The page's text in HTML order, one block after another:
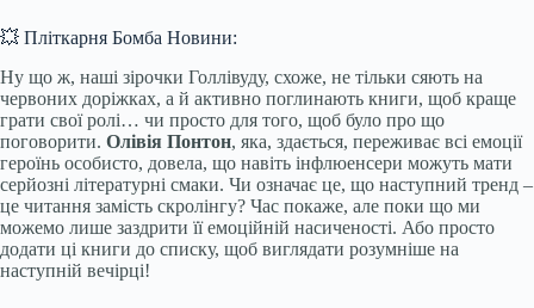
💥 Пліткарня Бомба Новини:
Ну що ж, наші зірочки Голлівуду, схоже, не тільки сяють на
червоних доріжках, а й активно поглинають книги, щоб краще
грати свої ролі… чи просто для того, щоб було про що
поговорити. Олівія Понтон, яка, здається, переживає всі емоції
героїнь особисто, довела, що навіть інфлюенсери можуть мати
серйозні літературні смаки. Чи означає це, що наступний тренд –
це читання замість скролінгу? Час покаже, але поки що ми
можемо лише заздрити її емоційній насиченості. Або просто
додати ці книги до списку, щоб виглядати розумніше на
наступній вечірці!